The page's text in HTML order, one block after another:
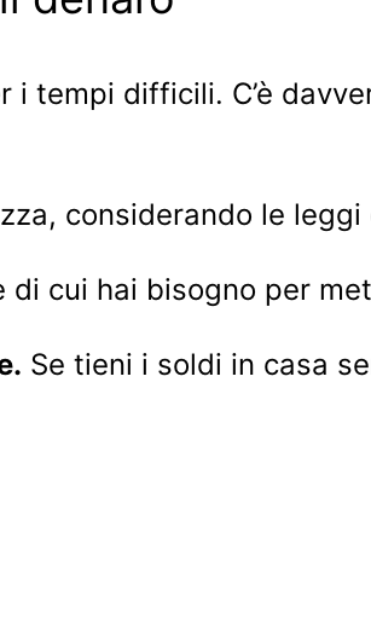
tempi difficili. C’è
considerando le leggi
cui hai bisogno per
Se tieni i soldi in casa